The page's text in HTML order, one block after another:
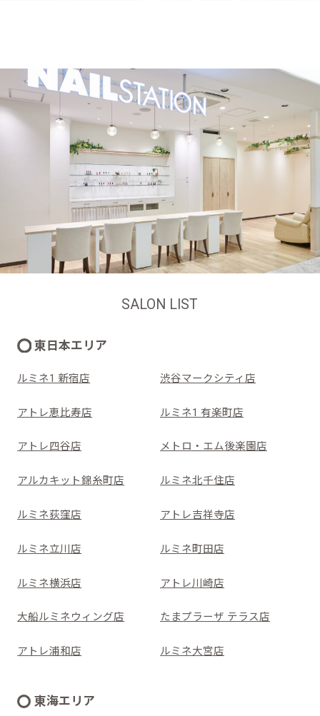
SALON LIST
東日本エリア
ルミネ1 新宿店 渋谷マークシティ店
アトレ恵比寿店 ルミネ1 有楽町店
アトレ四谷店 メトロ・エム後楽園店
アルカキット錦糸町店 ルミネ北千住店
ルミネ荻窪店 アトレ吉祥寺店
ルミネ立川店 ルミネ町田店
ルミネ横浜店 アトレ川崎店
大船ルミネウィング店 たまプラーザ テラス店
アトレ浦和店 ルミネ大宮店
東海エリア